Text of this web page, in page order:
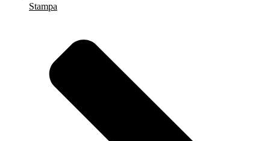
Stampa